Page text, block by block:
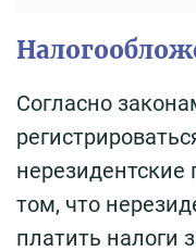
Согласно
том, что
платить налоги